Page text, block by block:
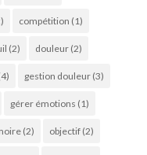
compétition (1)
(2) douleur(2)
gestion douleur(3)
gérer émotions (1)
(2) objectif(2)